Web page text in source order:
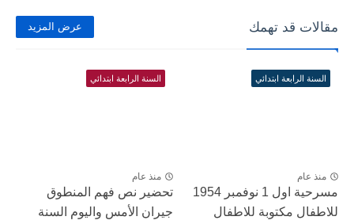
مقالات قد تهمك عرض المزيد
السنة الرابعة ابتدائي
منذ عام
مسرحية اول 1 نوفمبر 1954
للاطفال مكتوبة للاطفال
السنة الرابعة ابتدائي
منذ عام
تحضير نص فهم المنطوق
جيران الأمس واليوم السنة